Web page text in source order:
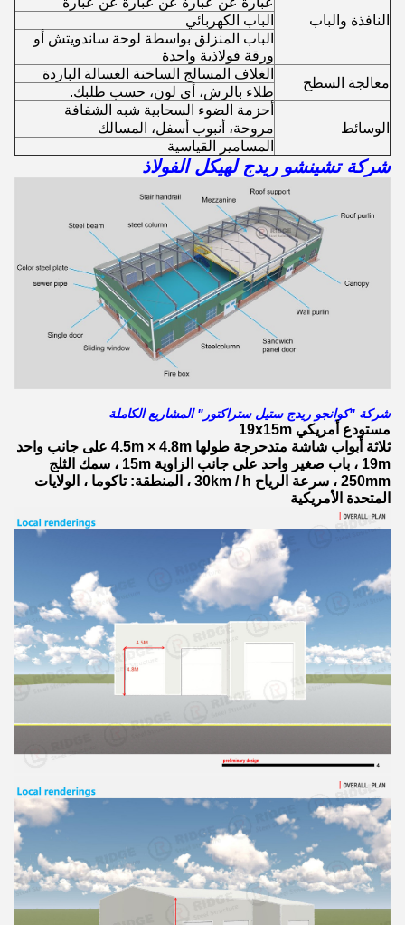
النافذة والباب
الباب الكهربائي
الباب المنزلق بواسطة لوحة ساندويتش أو
ورقة فولاذية واحدة
معالجة السطح
الغلاف المسالج الساخنة الغسالة الباردة
طلاء بالرش، أي لون، حسب طلبك.
الوسائط
أحزمة الضوء السحابية شبه الشفافة
مروحة، أنبوب أسفل، المسالك
المسامير القياسية
شركة تشينشو ريدج لهيكل الفولاذ
شركة "كوانجو ريدج ستيل ستراكتور" المشاريع الكاملة
مستودع أمريكي 19x15m
ثلاثة أبواب شاشة متدحرجة طولها 4.5m × 4.8m على جانب واحد
19m ، باب صغير واحد على جانب الزاوية 15m ، سمك الثلج
250mm ، سرعة الرياح 30km / h ، المنطقة: تاكوما ، الولايات
المتحدة الأمريكية